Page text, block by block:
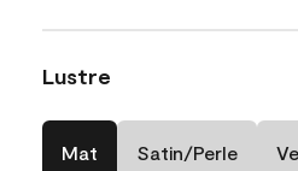
Lustre
Mat Satin/Perle